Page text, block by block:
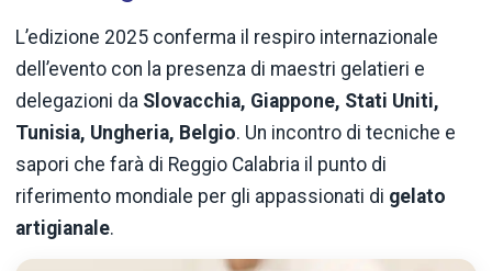
L’edizione 2025 conferma il respiro internazionale
dell’evento con la presenza di maestri gelatieri e
delegazioni da Slovacchia, Giappone, Stati Uniti,
Tunisia, Ungheria, Belgio. Un incontro di tecniche e
sapori che farà di Reggio Calabria il punto di
riferimento mondiale per gli appassionati di gelato
artigianale.